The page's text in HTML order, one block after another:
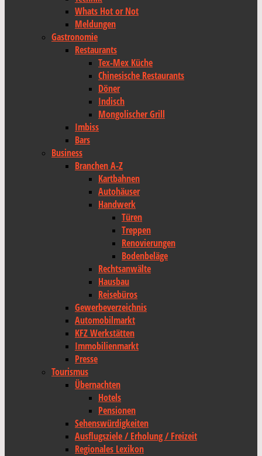
Whats Hot or Not
Meldungen
Gastronomie
Restaurants
Tex-Mex Küche
Chinesische Restaurants
Döner
Indisch
Mongolischer Grill
Imbiss
Bars
Business
Branchen A-Z
Kartbahnen
Autohäuser
Handwerk
Türen
Treppen
Renovierungen
Bodenbeläge
Rechtsanwälte
Hausbau
Reisebüros
Gewerbeverzeichnis
Automobilmarkt
KFZ Werkstätten
Immobilienmarkt
Presse
Tourismus
Übernachten
Hotels
Pensionen
Sehenswürdigkeiten
Ausflugsziele / Erholung / Freizeit
Regionales Lexikon